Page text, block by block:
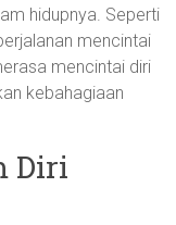
hidupnya. Seperti
mencintai
mencintai diri
kebahagiaan
Diri